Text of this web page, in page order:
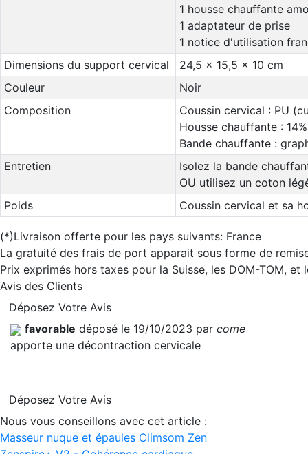
1 housse chauffante
1 adaptateur de prise
1 notice d'utilisation
Dimensions du support cervical
24,5 x 15,5 x 10 cm
Couleur
Noir
Composition
Coussin cervical : PU
Housse chauffante :
Bande chauffante :
Entretien
Isolez la bande
OU utilisez un coton
Poids
Coussin cervical et sa
(*)Livraison offerte pour les pays suivants: France
La gratuité des frais de port apparait sous forme de
Prix exprimés hors taxes pour la Suisse, les DOM-TOM,
Avis des Clients
Déposez Votre Avis
favorable déposé le 19/10/2023 par come
apporte une décontraction cervicale
Déposez Votre Avis
Nous vous conseillons avec cet article :
Masseur nuque et épaules Climsom Zen